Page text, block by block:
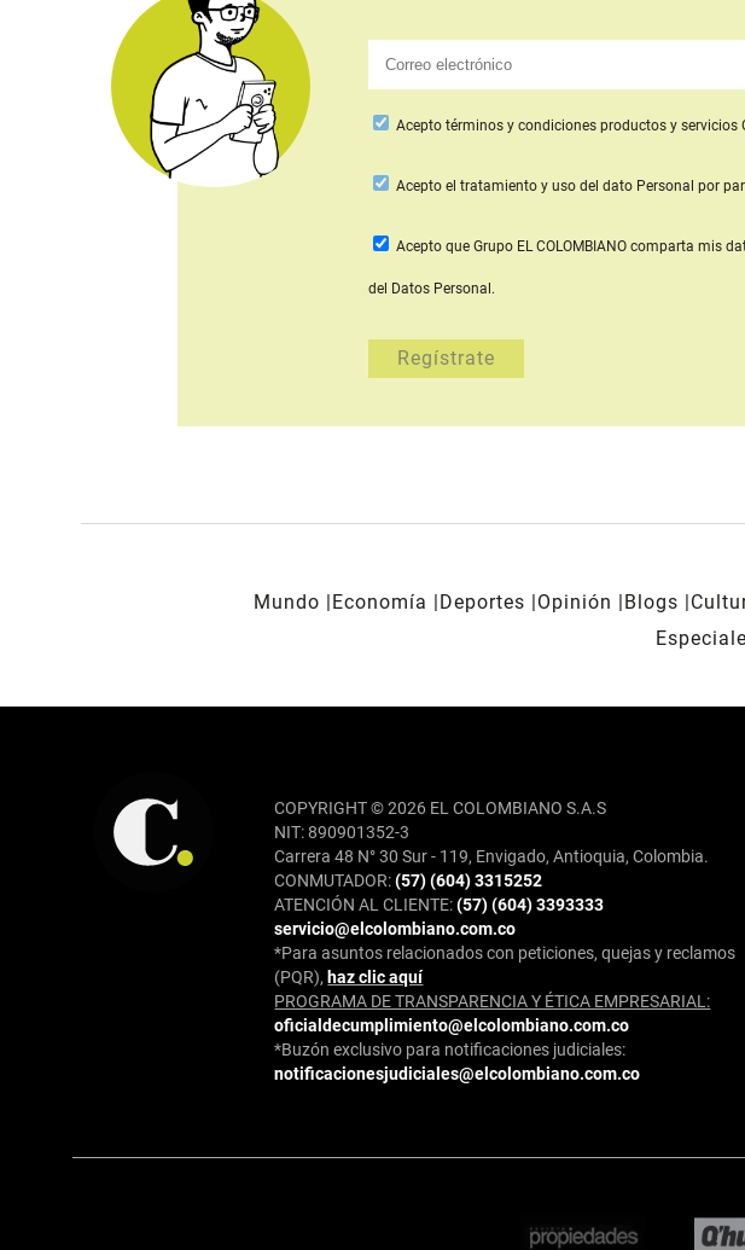
Acepto términos y condiciones productos y servicios
Aceptoel tratamiento y uso del dato Personal por
Acepto que Grupo EL COLOMBIANO comparta mis
del Datos Personal.
Mundo Economía Deportes Opinión Blogs
COPYRIGHT © 2026 EL COLOMBIANO S.A.S
NIT: 890901352-3
Carrera 48 N° 30 Sur - 119, Envigado, Antioquia, Colombia.
CONMUTADOR:(57) (604) 3315252
ATENCIÓN AL CLIENTE:(57) (604) 3393333
servicio@elcolombiano.com.co
*Para asuntos relacionados con peticiones, quejas y reclamos
(PQR), haz clic aquí
PROGRAMA DE TRANSPARENCIA Y ÉTICA EMPRESARIAL:
oficialdecumplimiento@elcolombiano.com.co
*Buzón exclusivo para notificaciones judiciales:
notificacionesjudiciales@elcolombiano.com.co